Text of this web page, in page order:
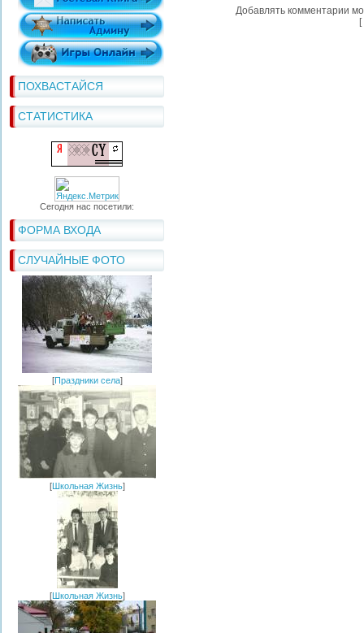
ПОХВАСТАЙСЯ
СТАТИСТИКА
Сегодня нас посетили:
ФОРМА ВХОДА
СЛУЧАЙНЫЕ ФОТО
[Праздники села]
[Школьная Жизнь]
[Школьная Жизнь]
Добавлять комментарии
[